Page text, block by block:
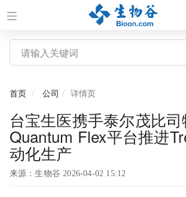
首页 公司 详情页
台宝生医携手泰尔茂比
Quantum Flex平台推进
动化生产
来源：生物谷 2026-04-02 15:12